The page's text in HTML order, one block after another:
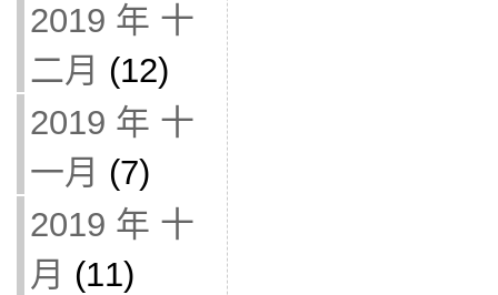
2019 年 十
二月 (12)
2019 年 十
一月 (7)
2019 年 十
月 (11)